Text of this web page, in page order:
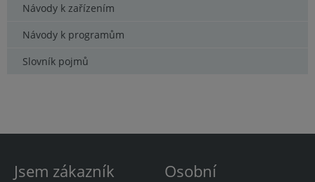
Návody k zařízením
Návody k programům
Slovník pojmů
Jsem zákazník Osobní